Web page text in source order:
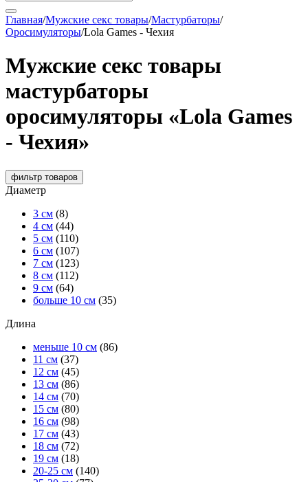
Главная/Мужские секс товары/Мастурбаторы/
Оросимуляторы/Lola Games - Чехия
Мужские секс товары
мастурбаторы
оросимуляторы «Lola Games
- Чехия»
фильтр товаров
Диаметр
3 см (8)
4 см (44)
5 см (110)
6 см (107)
7 см (123)
8 см (112)
9 см (64)
больше 10 см (35)
Длина
меньше 10 см (86)
11 см (37)
12 см (45)
13 см (86)
14 см (70)
15 см (80)
16 см (98)
17 см (43)
18 см (72)
19 см (18)
20-25 см (140)